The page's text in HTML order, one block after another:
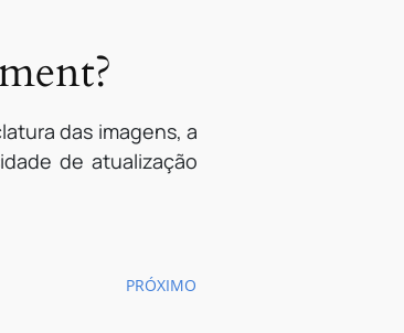
das imagens, a
de atualização
PRÓXIMO